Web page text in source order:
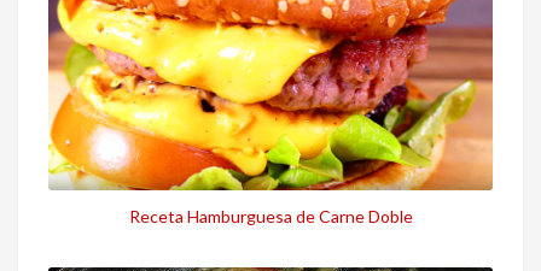
Receta Hamburguesa de Carne Doble